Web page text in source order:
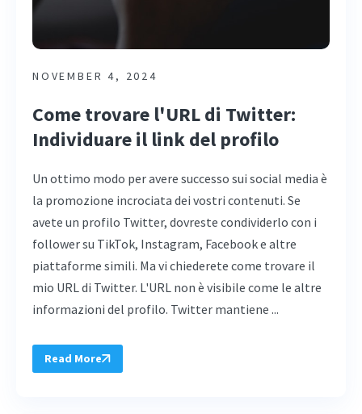
NOVEMBER 4, 2024
Come trovare l'URL di Twitter:
Individuare il link del profilo
Un ottimo modo per avere successo sui social media è
la promozione incrociata dei vostri contenuti. Se
avete un profilo Twitter, dovreste condividerlo con i
follower su TikTok, Instagram, Facebook e altre
piattaforme simili. Ma vi chiederete come trovare il
mio URL di Twitter. L'URL non è visibile come le altre
informazioni del profilo. Twitter mantiene ...
Read More